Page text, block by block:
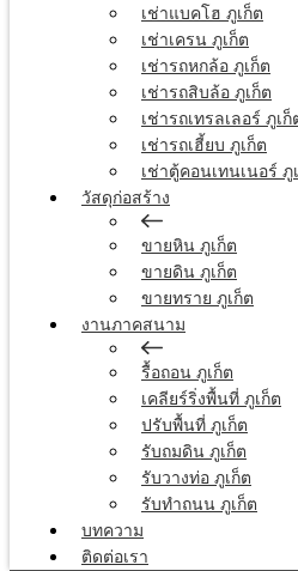
เช่าแบคโฮ ภูเก็ต
เช่าเครน ภูเก็ต
เช่ารถหกล้อ ภูเก็ต
เช่ารถสิบล้อ ภูเก็ต
เช่ารถเทรลเลอร์ ภูเก็
เช่ารถเฮี้ยบ ภูเก็ต
เช่าตู้คอนเทนเนอร์ ภู
วัสดุก่อสร้าง
ขายหิน ภูเก็ต
ขายดิน ภูเก็ต
ขายทราย ภูเก็ต
งานภาคสนาม
รื้อถอน ภูเก็ต
เคลียร์ริ่งพื้นที่ ภูเก็ต
ปรับพื้นที่ ภูเก็ต
รับถมดิน ภูเก็ต
รับวางท่อ ภูเก็ต
รับทำถนน ภูเก็ต
บทความ
ติดต่อเรา